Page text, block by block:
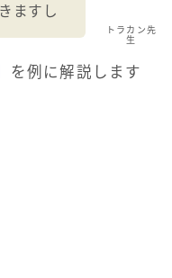
トラカン先
生
ますし
を例に解説します